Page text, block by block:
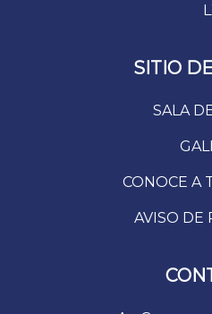
SITIO
SALA
CONOCE A
AVISO DE